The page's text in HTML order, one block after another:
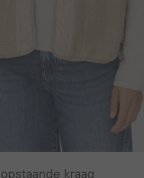
kraag